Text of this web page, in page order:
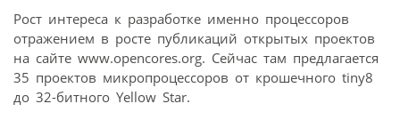
Рост интереса к разработке именно процессоров
отражением в росте публикаций открытых проектов
на сайте www.opencores.org. Сейчас там предлагается
35 проектов микропроцессоров от крошечного tiny8
до 32-битного Yellow Star.